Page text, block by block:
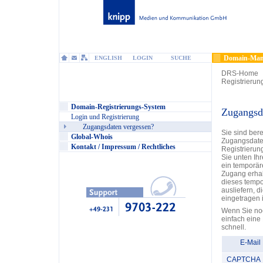
ENGLISH LOGIN SUCHE
Domain-
DRS-Home
Domain-Registrierungs-System
Login und Registrierung
Zugangsdaten vergessen?
Global-Whois
Kontakt / Impressum / Rechtliches
Sie sind
Sie unten
ein
Zugang
dieses
ausliefern,
eingetragen
Wenn Sie
einfach eine
schnell.
E-Mail
CAPTCHA